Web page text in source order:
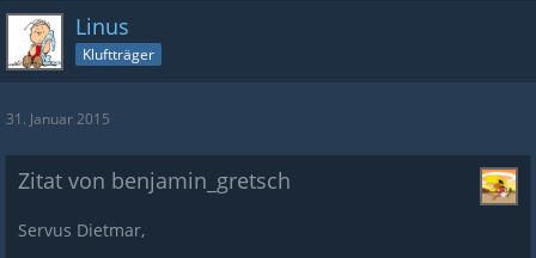
Linus
Kluftträger
31. Januar 2015
Zitat von benjamin_gretsch
Servus Dietmar,